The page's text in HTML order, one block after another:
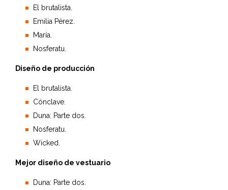
El brutalista.
Emilia Pérez.
María.
Nosferatu.
Diseño de producción
El brutalista.
Cónclave.
Duna: Parte dos.
Nosferatu.
Wicked.
Mejor diseño de vestuario
Duna: Parte dos.